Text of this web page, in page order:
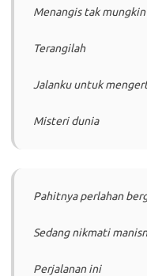
Menangis tak mungkin
Terangilah
Jalanku untuk
Misteri dunia
Pahitnya perlahan
Sedang nikmati
Perjalanan ini